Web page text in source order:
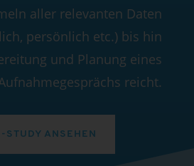
aller relevanten Daten
persönlich etc.) bis hin
und Planung eines
reicht.
STUDY ANSEHEN